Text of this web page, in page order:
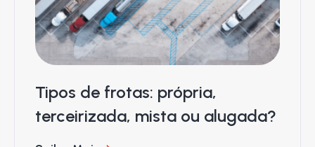
Tipos de frotas: própria,
terceirizada, mista ou alugada?